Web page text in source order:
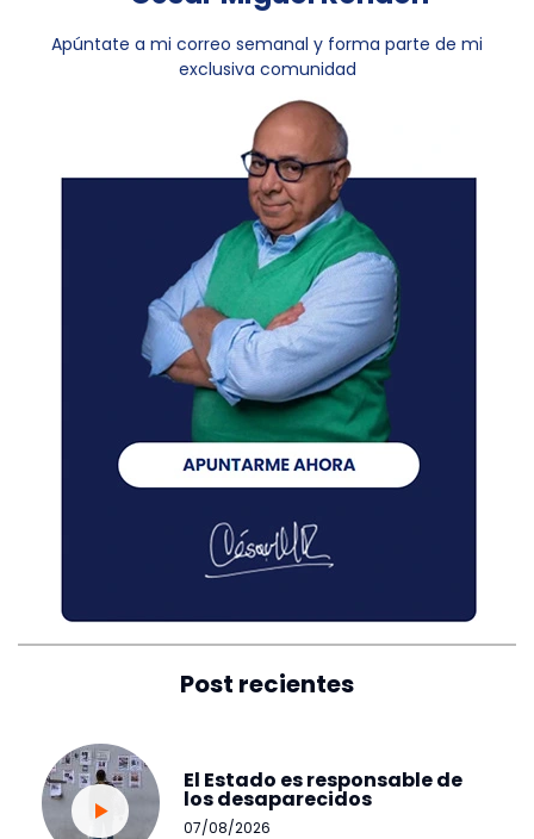
Apúntate a mi correo semanal y forma parte de mi
exclusiva comunidad
Post recientes
El Estado es responsable de
los desaparecidos
07/08/2026